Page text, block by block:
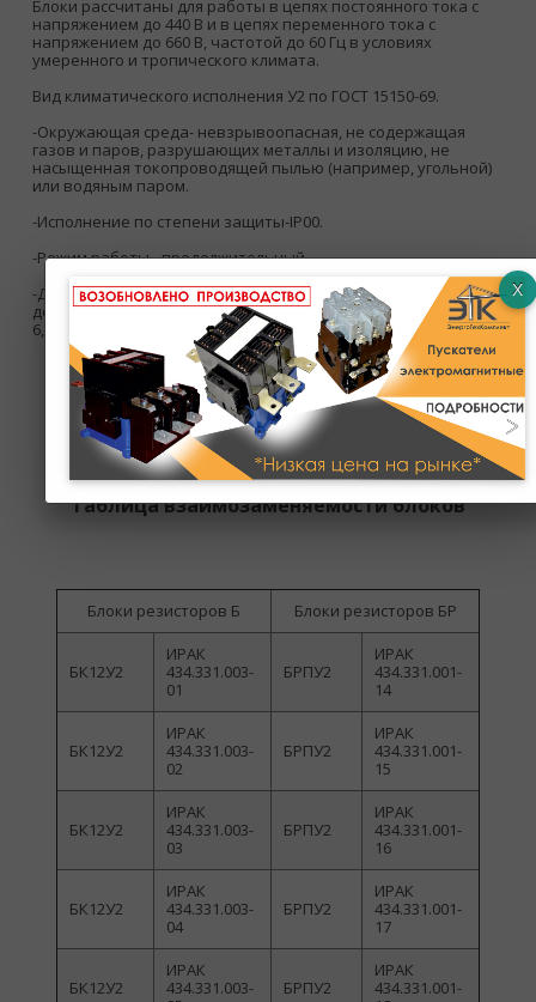
Блоки рассчитаны для работы в цепях постоянного тока с
напряжением до 440 В и в цепях переменного тока с
напряжением до 660 В, частотой до 60 Гц в условиях
умеренного и тропического климата.
Вид климатического исполнения У2 по ГОСТ 15150-69.
-Окружающая среда- невзрывоопасная, не содержащая
газов и паров, разрушающих металлы и изоляцию, не
насыщенная токопроводящей пылью (например, угольной)
или водяным паром.
-Исполнение по степени защиты-IP00.
-Режим работы - продолжительный.
-Длительная рассеиваемая мощность блоков при
допустимом перегреве резистивного материала в 3500С -
6,2 кВт.
Таблица взаимозаменяемости блоков
Блоки резисторов Б Блоки резисторов БР
БК12У2
ИРАК
434.331.003-
01
БРПУ2
ИРАК
434.331.001-
14
БК12У2
ИРАК
434.331.003-
02
БРПУ2
ИРАК
434.331.001-
15
БК12У2
ИРАК
434.331.003-
03
БРПУ2
ИРАК
434.331.001-
16
БК12У2
ИРАК
434.331.003-
04
БРПУ2
ИРАК
434.331.001-
17
БК12У2
ИРАК
434.331.003-
БРПУ2
ИРАК
434.331.001-